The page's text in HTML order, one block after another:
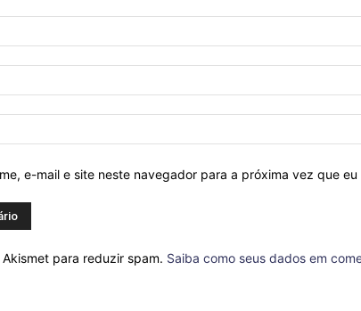
e-mail e site neste navegador para a próxima vez que eu
para reduzir spam. Saiba como seus dados em